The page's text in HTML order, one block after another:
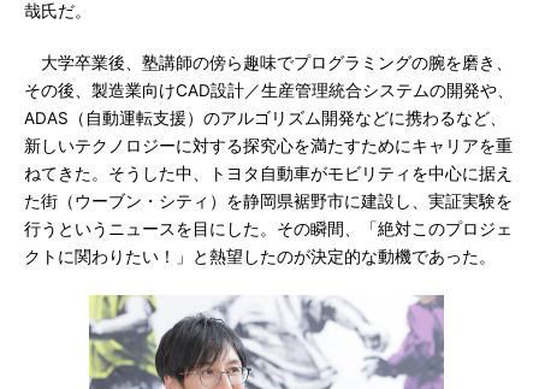
哉氏だ。
大学卒業後、塾講師の傍ら趣味でプログラミングの腕を磨き、
その後、製造業向けCAD設計／生産管理統合システムの開発や、
ADAS（自動運転支援）のアルゴリズム開発などに携わるなど、
新しいテクノロジーに対する探究心を満たすためにキャリアを重
ねてきた。そうした中、トヨタ自動車がモビリティを中心に据え
た街（ウーブン・シティ）を静岡県裾野市に建設し、実証実験を
行うというニュースを目にした。その瞬間、「絶対このプロジェ
クトに関わりたい！」と熱望したのが決定的な動機であった。